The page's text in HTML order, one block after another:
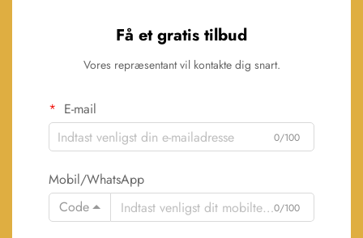
Få et gratis tilbud
Vores repræsentant vil kontakte dig snart.
E-mail
0/100
Mobil/WhatsApp
Code
0/100